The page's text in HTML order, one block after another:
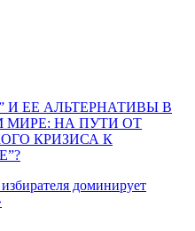
ЕЕ АЛЬТЕРНАТИВЫ В
НА ПУТИ ОТ
КРИЗИСА К
доминирует